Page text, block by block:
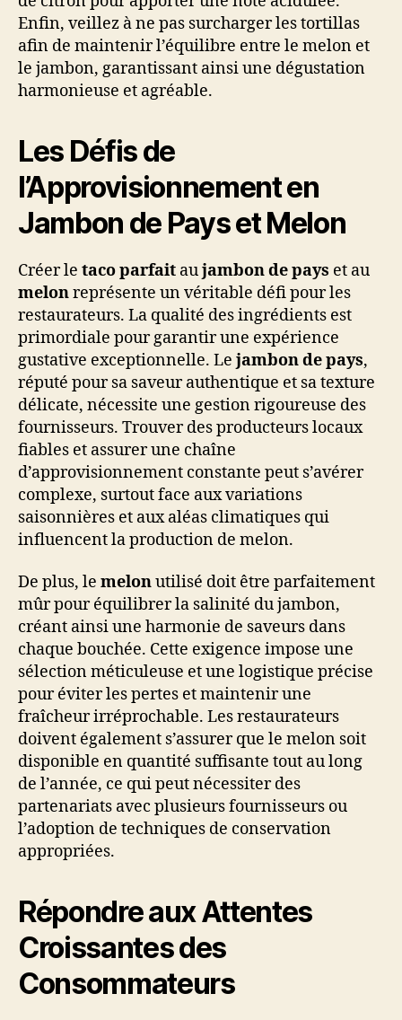
Enfin, veillez à ne pas surcharger les tortillas
afin de maintenir l’équilibre entre le melon et
le jambon, garantissant ainsi une dégustation
harmonieuse et agréable.
Les Défis de
l’Approvisionnement en
Jambon de Pays et Melon
Créer le taco parfait aujambon de pays et au
melonreprésente un véritable défi pour les
restaurateurs. La qualité des ingrédients est
primordiale pour garantir une expérience
gustative exceptionnelle. Le jambon de pays,
réputé pour sa saveur authentique et sa texture
délicate, nécessite une gestion rigoureuse des
fournisseurs. Trouver des producteurs locaux
fiables et assurer une chaîne
d’approvisionnement constante peut s’avérer
complexe, surtout face aux variations
saisonnières et aux aléas climatiques qui
influencent la production de melon.
De plus, le melonutilisé doit être parfaitement
mûr pour équilibrer la salinité du jambon,
créant ainsi une harmonie de saveurs dans
chaque bouchée. Cette exigence impose une
sélection méticuleuse et une logistique précise
pour éviter les pertes et maintenir une
fraîcheur irréprochable. Les restaurateurs
doivent également s’assurer que le melon soit
disponible en quantité suffisante tout au long
de l’année, ce qui peut nécessiter des
partenariats avec plusieurs fournisseurs ou
l’adoption de techniques de conservation
appropriées.
Répondre aux Attentes
Croissantes des
Consommateurs